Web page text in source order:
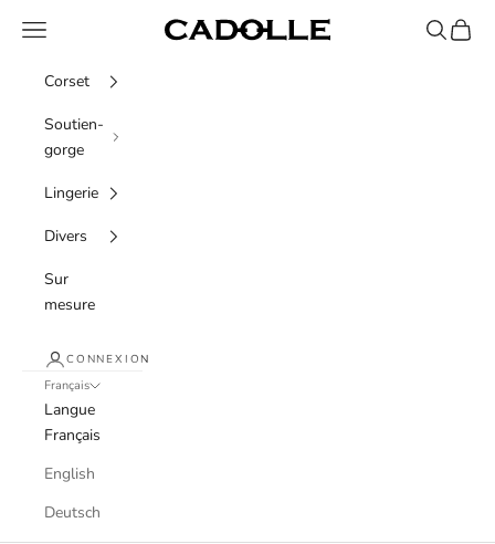
Cadolle
Menu Recherche
Panier
Corset
Soutien-
gorge
Lingerie
Divers
Sur
mesure
CONNEXION
Français
Langue
Français
English
Deutsch